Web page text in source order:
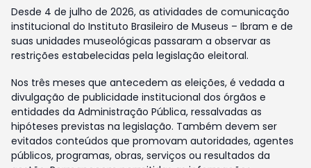
Desde 4 de julho de 2026, as atividades de comunicação
institucional do Instituto Brasileiro de Museus – Ibram e de
suas unidades museológicas passaram a observar as
restrições estabelecidas pela legislação eleitoral.
Nos três meses que antecedem as eleições, é vedada a
divulgação de publicidade institucional dos órgãos e
entidades da Administração Pública, ressalvadas as
hipóteses previstas na legislação. Também devem ser
evitados conteúdos que promovam autoridades, agentes
públicos, programas, obras, serviços ou resultados da